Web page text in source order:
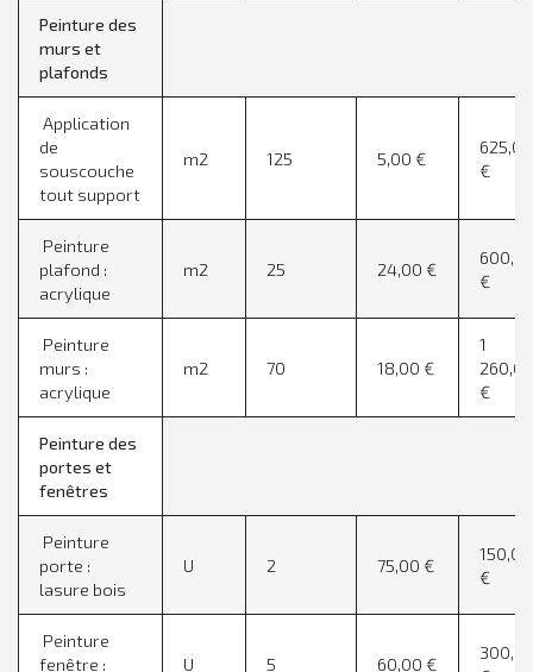
Peinture des
murs et
plafonds
Application
de
souscouche
tout support
m2 125 5,00 €
625,00
€
Peinture
plafond :
acrylique
m2 25 24,00 €
€
Peinture
murs :
acrylique
m2 70 18,00 €
1
€
Peinture des
portes et
fenêtres
Peinture
porte :
lasure bois
U 2 75,00 €
150,00
€
Peinture
fenêtre :
U 5 60,00 €